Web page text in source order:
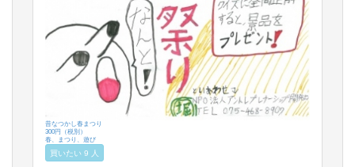
昔なつかし春まつり
300円（税別）
春、まつり、遊び
買いたい 9 人